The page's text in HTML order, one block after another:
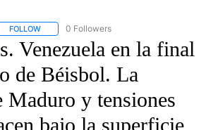
FOLLOW FOLLOW "CNN - SPANISH" TO RECEIVE
0 Followers
Venezuela en la final
de Béisbol. La
Maduro y tensiones
bajo la superficie